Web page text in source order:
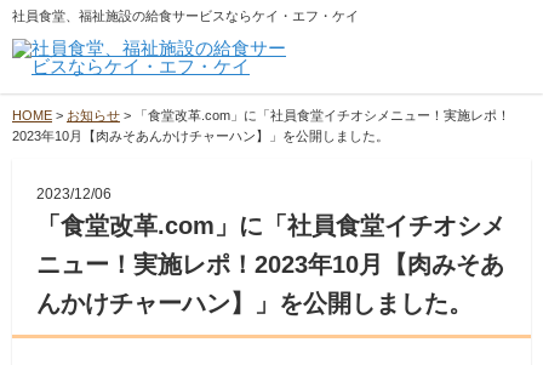
社員食堂、福祉施設の給食サービスならケイ・エフ・ケイ
HOME > お知らせ >
「食堂改革.com」に「社員食堂イチオシメニュー！実施レポ！
2023年10月【肉みそあんかけチャーハン】」を公開しました。
2023/12/06
「食堂改革.com」に「社員食堂イチオシメ
ニュー！実施レポ！2023年10月【肉みそあ
んかけチャーハン】」を公開しました。